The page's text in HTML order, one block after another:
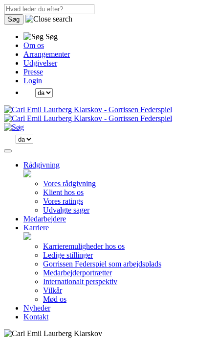
Søg
Søg
Om os
Arrangementer
Udgivelser
Presse
Login
Rådgivning
Vores rådgivning
Klient hos os
Vores ratings
Udvalgte sager
Medarbejdere
Karriere
Karrieremuligheder hos os
Ledige stillinger
Gorrissen Federspiel som arbejdsplads
Medarbejderportrætter
Internationalt perspektiv
Vilkår
Mød os
Nyheder
Kontakt